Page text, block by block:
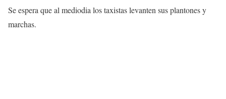
Se espera que al mediodia los taxistas levanten sus plantones y
marchas.